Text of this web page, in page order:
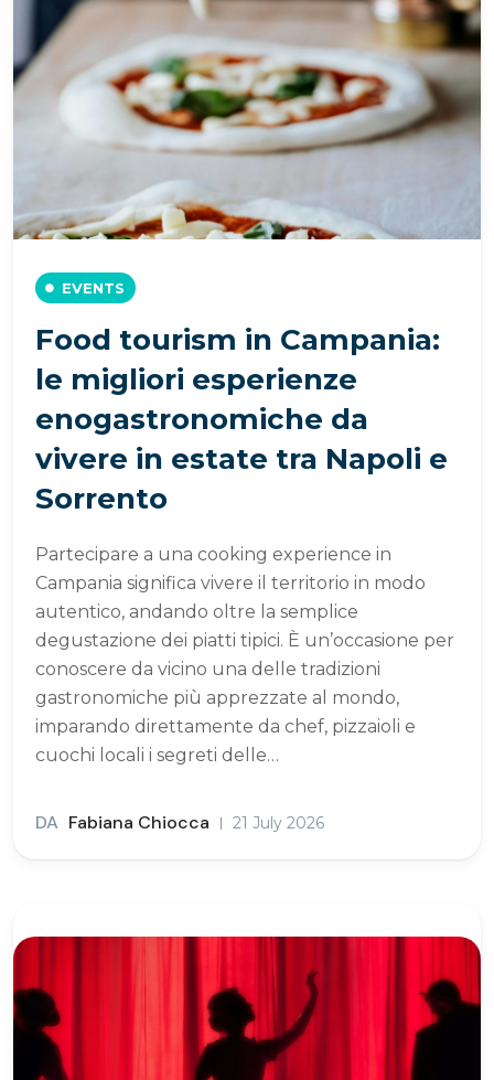
EVENTS
Food tourism in Campania:
le migliori esperienze
enogastronomiche da
vivere in estate tra Napoli e
Sorrento
Partecipare a una cooking experience in
Campania significa vivere il territorio in modo
autentico, andando oltre la semplice
degustazione dei piatti tipici. È un’occasione per
conoscere da vicino una delle tradizioni
gastronomiche più apprezzate al mondo,
imparando direttamente da chef, pizzaioli e
cuochi locali i segreti delle…
DA Fabiana Chiocca 21 July 2026